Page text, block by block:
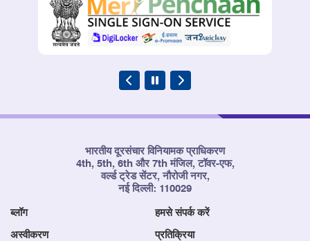
भारतीय दूरसंचार विनियामक प्राधिकरण
4th, 5th, 6th और 7th मंजिल, टॉवर-एफ,
वर्ल्ड ट्रेड सेंटर, नौरोजी नगर,
नई दिल्ली: 110029
ब्लॉग हमसे संपर्क करें
अस्वीकरण प्रतिक्रिया